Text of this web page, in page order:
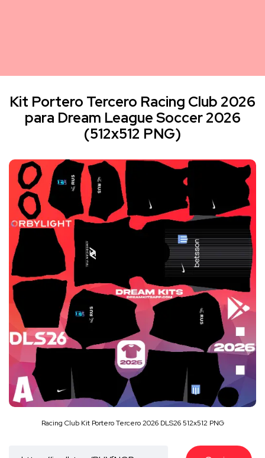
Kit Portero Tercero Racing Club 2026
para Dream League Soccer 2026
(512x512 PNG)
Racing Club Kit Portero Tercero 2026 DLS26 512x512 PNG